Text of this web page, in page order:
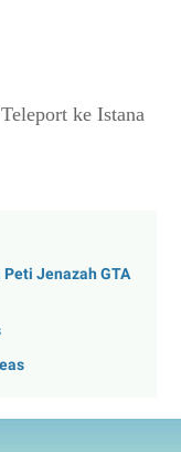
ke Istana
Jenazah GTA